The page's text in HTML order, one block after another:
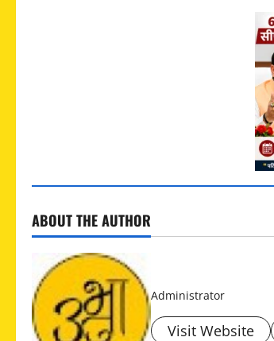
ABOUT THE AUTHOR
Administrator
Visit Website